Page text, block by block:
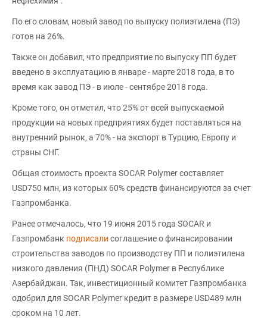
По его словам, новый завод по выпуску полиэтилена (ПЭ)
готов на 26%.
Также он добавил, что предприятие по выпуску ПП будет
введено в эксплуатацию в январе - марте 2018 года, в то
время как завод ПЭ - в июле - сентябре 2018 года.
Кроме того, он отметил, что 25% от всей выпускаемой
продукции на новых предприятиях будет поставляться на
внутренний рынок, а 70% - на экспорт в Турцию, Европу и
страны СНГ.
Общая стоимость проекта SOCAR Polymer составляет
USD750 млн, из которых 60% средств финансируются за счет
Газпромбанка.
Ранее отмечалось, что 19 июня 2015 года SOCAR и
Газпромбанк подписали соглашение о финансировании
строительства заводов по производству ПП и полиэтилена
низкого давления (ПНД) SOCAR Polymer в Республике
Азербайджан. Так, инвестиционный комитет Газпромбанка
одобрил для SOCAR Polymer кредит в размере USD489 млн
сроком на 10 лет.